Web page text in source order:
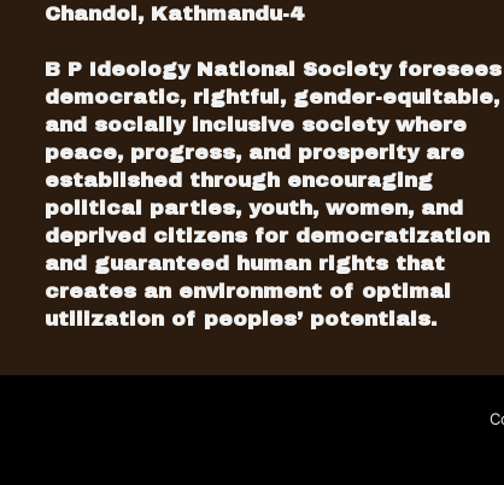
Chandol, Kathmandu-4
B P Ideology National Society
democratic, rightful, gender-equitable,
and socially inclusive society where
peace, progress, and prosperity are
established through encouraging
political parties, youth, women, and
deprived citizens for democratization
and guaranteed human rights that
creates an environment of optimal
utilization of peoples’ potentials.